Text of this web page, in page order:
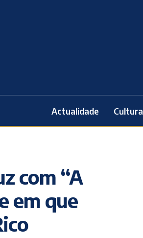
Actualidade Cultura
com “A
em que